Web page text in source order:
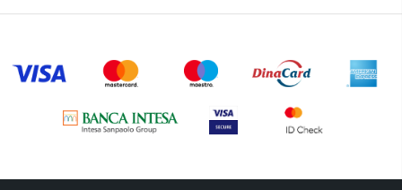
Šminka (187)
Uncategorized (1)